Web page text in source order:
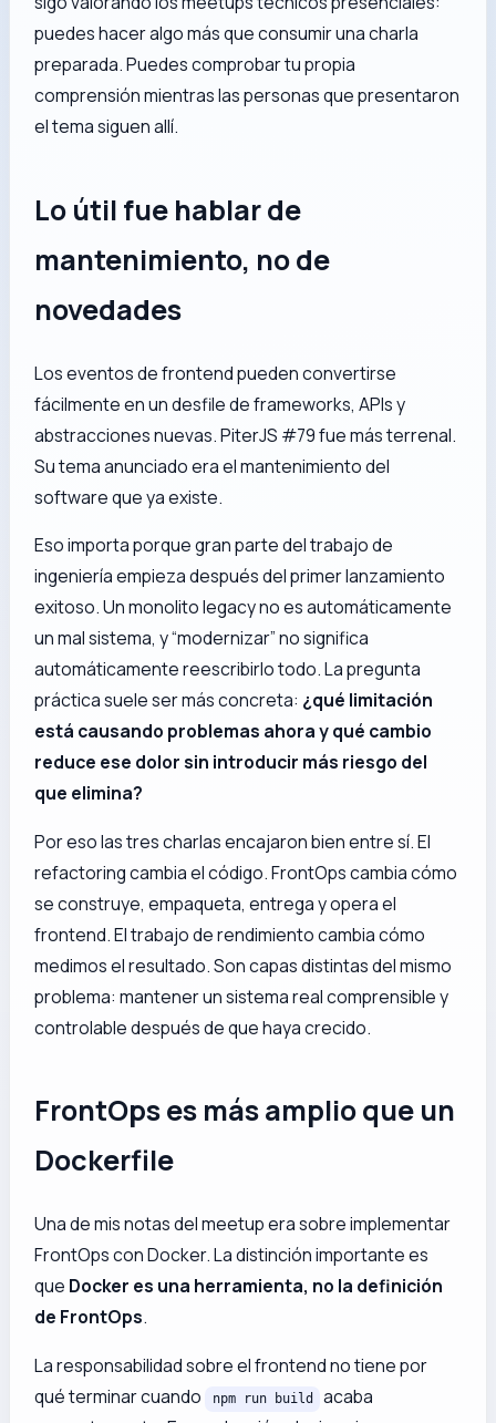
puedes hacer algo más que consumir una charla
preparada. Puedes comprobar tu propia
comprensión mientras las personas que presentaron
el tema siguen allí.
Lo útil fue hablar de
mantenimiento, no de
novedades
Los eventos de frontend pueden convertirse
fácilmente en un desfile de frameworks, APIs y
abstracciones nuevas. PiterJS #79 fue más terrenal.
Su tema anunciado era el mantenimiento del
software que ya existe.
Eso importa porque gran parte del trabajo de
ingeniería empieza después del primer lanzamiento
exitoso. Un monolito legacy no es automáticamente
un mal sistema, y “modernizar” no significa
automáticamente reescribirlo todo. La pregunta
práctica suele ser más concreta: ¿qué limitación
está causando problemas ahora y qué cambio
reduce ese dolor sin introducir más riesgo del
que elimina?
Por eso las tres charlas encajaron bien entre sí. El
refactoring cambia el código. FrontOps cambia cómo
se construye, empaqueta, entrega y opera el
frontend. El trabajo de rendimiento cambia cómo
medimos el resultado. Son capas distintas del mismo
problema: mantener un sistema real comprensible y
controlable después de que haya crecido.
FrontOps es más amplio que un
Dockerfile
Una de mis notas del meetup era sobre implementar
FrontOps con Docker. La distinción importante es
que Docker es una herramienta, no la definición
de FrontOps.
La responsabilidad sobre el frontend no tiene por
qué terminar cuando
npm run build
acaba